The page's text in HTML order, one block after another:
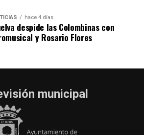
hace 4 días
despide las Colombinas con
y Rosario Flores
municipal